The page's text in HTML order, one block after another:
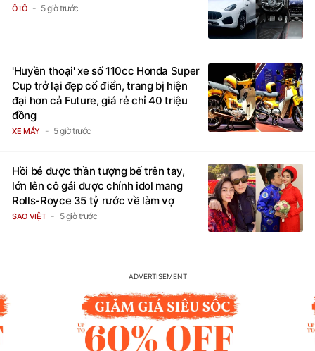
ÔTÔ 5 giờ trước
'Huyền thoại' xe số 110cc Honda Super
Cup trở lại đẹp cổ điển, trang bị hiện
đại hơn cả Future, giá rẻ chỉ 40 triệu
đồng
XE MÁY 5 giờ trước
Hồi bé được thần tượng bế trên tay,
lớn lên cô gái được chính idol mang
Rolls-Royce 35 tỷ rước về làm vợ
SAO VIỆT 5 giờ trước